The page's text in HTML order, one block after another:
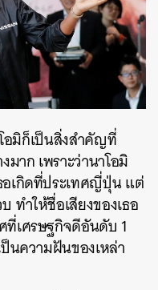
อมิก็เป็นสิ่งสำคัญที่
าก เพราะว่านาโอมิ
เกิดที่ประเทศญี่ปุ่น แต่
ทำให้ชื่อเสียงของเธอ
ที่เศรษฐกิจดีอันดับ 1
นความฝันของเหล่า